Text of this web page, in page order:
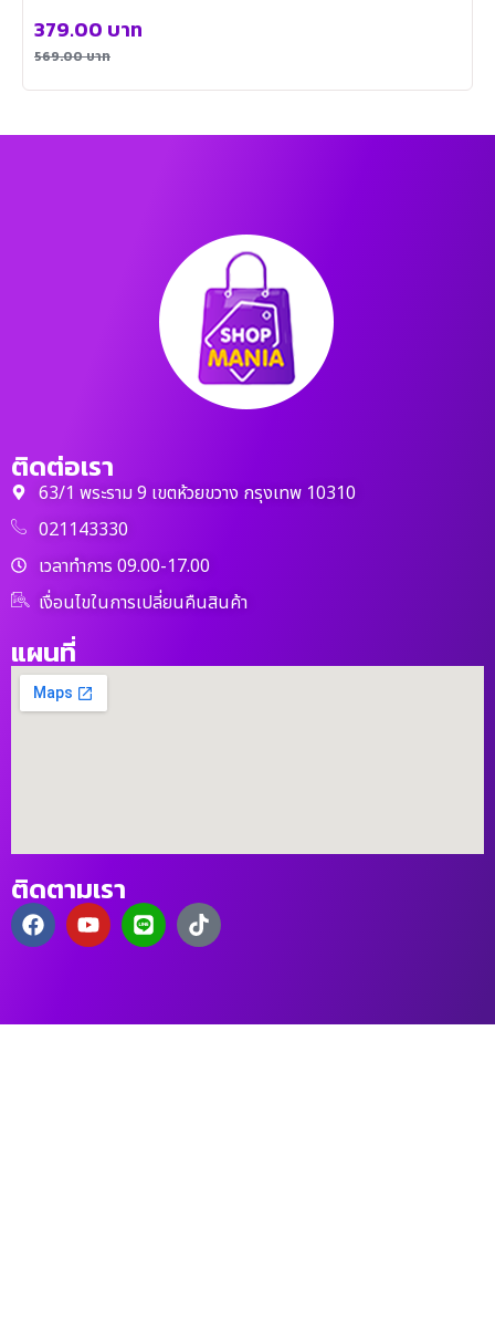
569.00บาท
379.00 บาท
ติดต่อเรา
63/1 พระราม 9 เขตห้วยขวาง กรุงเทพ 10310
021143330
เวลาทำการ 09.00-17.00
เงื่อนไขในการเปลี่ยนคืนสินค้า
แผนที่
ติดตามเรา